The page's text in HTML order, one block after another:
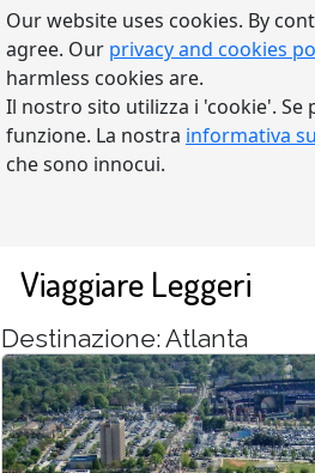
Our website uses cookies. By
agree. Our privacy and cookies
harmless cookies are.
Il nostro sito utilizza i 'cookie'. Se
funzione. La nostra informativa
che sono innocui.
Viaggiare Leggeri
Destinazione: Atlanta